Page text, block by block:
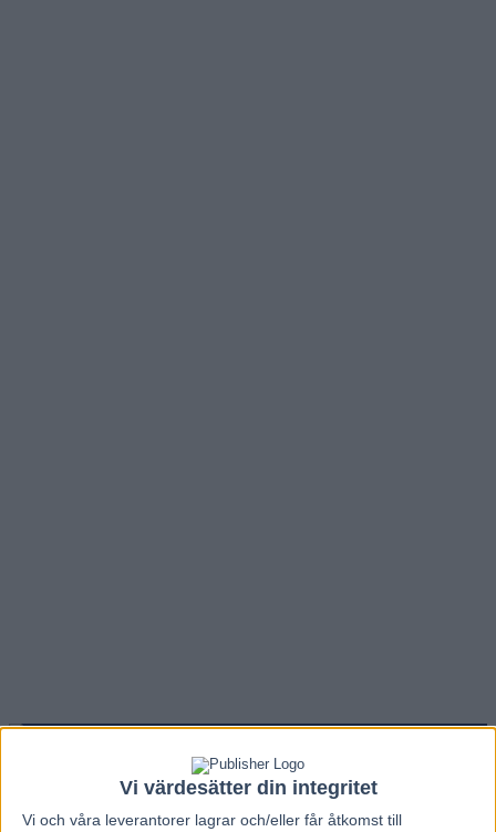
Vi värdesätter din integritet
Vi och våra leverantorer lagrar och/eller får åtkomst till
Inför V86: "Tiden är min störste fiende"